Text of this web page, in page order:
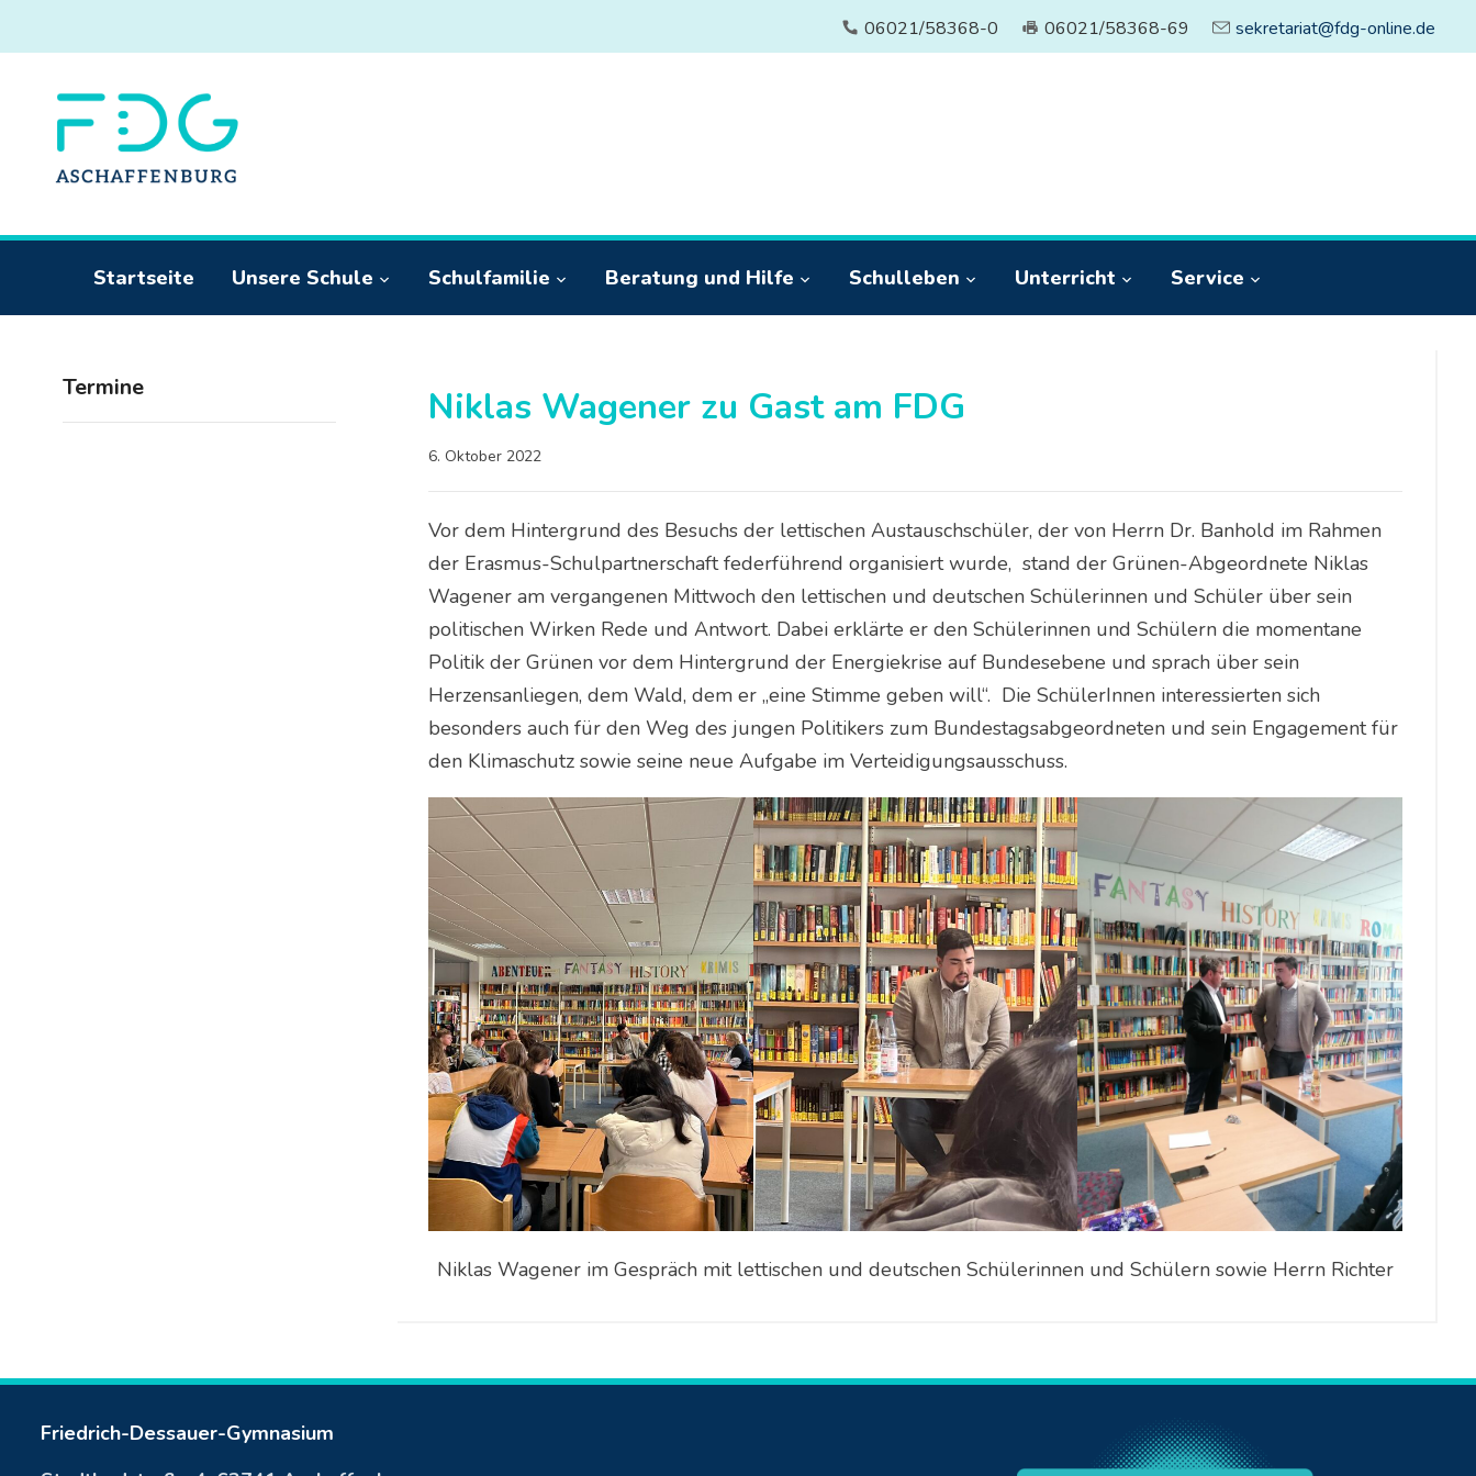
06021/58368-0 06021/58368-69 sekretariat@fdg-online.de
Startseite Unsere Schule Schulfamilie Beratung und Hilfe Schulleben Unterricht Service
Termine Niklas Wagener zu Gast am FDG
6. Oktober 2022
Vor dem Hintergrund des Besuchs der lettischen Austauschschüler, der von Herrn Dr. Banhold im Rahmen
der Erasmus-Schulpartnerschaft federführend organisiert wurde, stand der Grünen-Abgeordnete Niklas
Wagener am vergangenen Mittwoch den lettischen und deutschen Schülerinnen und Schüler über sein
politischen Wirken Rede und Antwort. Dabei erklärte er den Schülerinnen und Schülern die momentane
Politik der Grünen vor dem Hintergrund der Energiekrise auf Bundesebene und sprach über sein
Herzensanliegen, dem Wald, dem er „eine Stimme geben will“. Die SchülerInnen interessierten sich
besonders auch für den Weg des jungen Politikers zum Bundestagsabgeordneten und sein Engagement für
den Klimaschutz sowie seine neue Aufgabe im Verteidigungsausschuss.
Niklas Wagener im Gespräch mit lettischen und deutschen Schülerinnen und Schülern sowie Herrn Richter
Friedrich-Dessauer-Gymnasium